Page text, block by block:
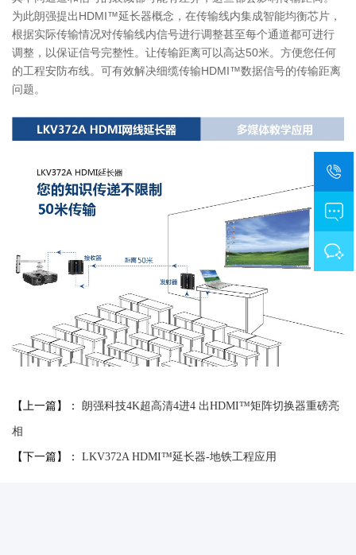
为此朗强提出HDMI™延长器概念，在传输线内集成智能均衡芯片，
根据实际传输情况对传输线内信号进行调整甚至每个通道都可进行
调整，以保证信号完整性。让传输距离可以高达50米。方便您任何
的工程安防布线。可有效解决细缆传输HDMI™数据信号的传输距离
问题。
【上一篇】： 朗强科技4K超高清4进4 出HDMI™矩阵切换器重磅亮
相
【下一篇】： LKV372A HDMI™延长器-地铁工程应用